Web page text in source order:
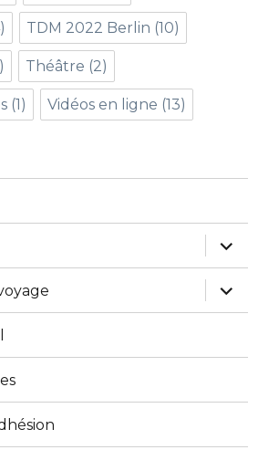
TDM 2022 Berlin (10)
Théâtre (2)
(1) Vidéos en ligne (13)
ouvrir
le
sous-
menu
ouvrir
le
sous-